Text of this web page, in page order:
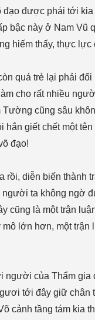
được phái tới kia
bậc này ở Nam Vũ
hiếm thấy, thực lực
quá trẻ lại phải đối
cho rất nhiều
Tường cũng sâu
hắn giết chết một
đạo!
rồi, diễn biến thành
người ta không ngờ
cũng là một trận
mô lớn hơn, một trận
người của Thẩm gia
tới đây giữ chân
cảnh tầng tám kia